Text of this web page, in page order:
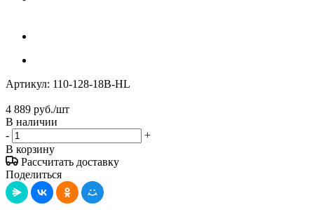
Артикул: 110-128-18B-HL
4 889 руб./шт
В наличии
-
+
В корзину
Рассчитать доставку
Поделиться